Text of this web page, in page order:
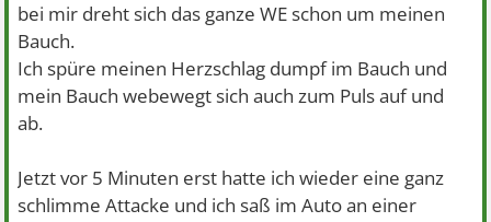
bei mir dreht sich das ganze WE schon um meinen
Bauch.
Ich spüre meinen Herzschlag dumpf im Bauch und
mein Bauch webewegt sich auch zum Puls auf und
ab.
Jetzt vor 5 Minuten erst hatte ich wieder eine ganz
schlimme Attacke und ich saß im Auto an einer